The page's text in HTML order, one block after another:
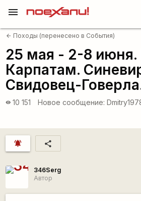
menu
arrow_back Походы (перенесено в События)
25 мая - 2-8
Карпатам.
Свидовец-
visibility 10 151 Новое сообщение:
notifications_active share
346Serg
Автор